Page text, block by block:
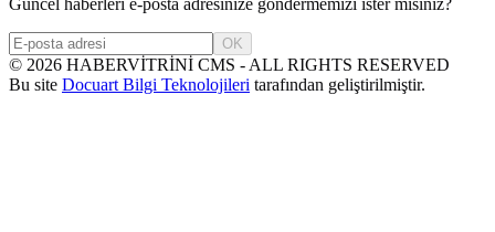
Güncel haberleri e-posta adresinize göndermemizi ister misiniz?
OK
© 2026 HABERVİTRİNİ CMS - ALL RIGHTS RESERVED
Bu site Docuart Bilgi Teknolojileri tarafından geliştirilmiştir.